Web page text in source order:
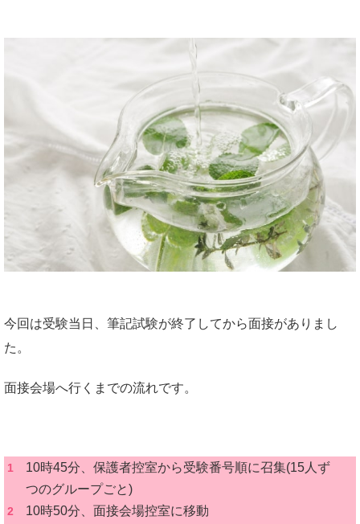
今回は受験当日、筆記試験が終了してから面接がありまし
た。
面接会場へ行くまでの流れです。
10時45分、保護者控室から受験番号順に召集(15人ず
つのグループごと)
10時50分、面接会場控室に移動